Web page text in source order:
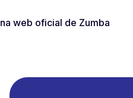
web oficial de Zumba